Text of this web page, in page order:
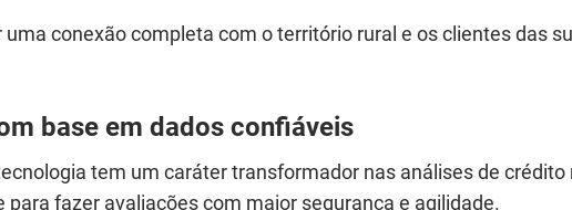
conexão completa com o território rural e os clientes das
base em dados confiáveis
tem um caráter transformador nas análises de crédito
fazer avaliações com maior segurança e agilidade.